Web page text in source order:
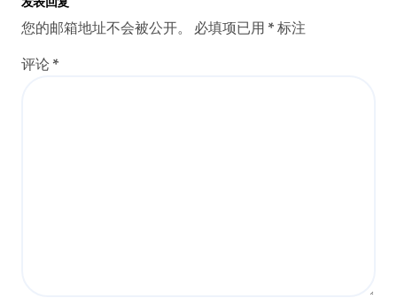
您的邮箱地址不会被公开。 必填项已用 * 标注
评论 *